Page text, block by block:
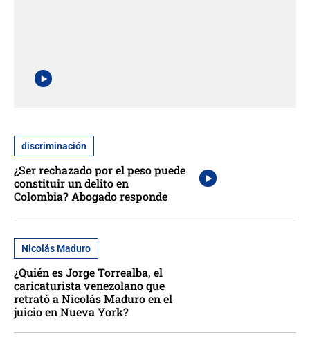
discriminación
¿Ser rechazado por el peso puede
constituir un delito en
Colombia? Abogado responde
Nicolás Maduro
¿Quién es Jorge Torrealba, el
caricaturista venezolano que
retrató a Nicolás Maduro en el
juicio en Nueva York?